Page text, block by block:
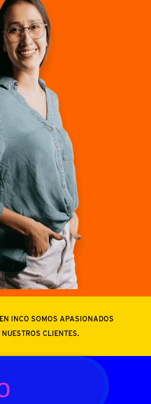
INCO SOMOS APASIONADOS
NUESTROS CLIENTES.